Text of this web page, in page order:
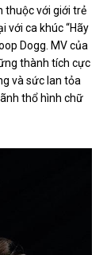
thuộc với giới trẻ
với ca khúc “Hãy
Dogg. MV của
thành tích cực
và sức lan tỏa
thổ hình chữ